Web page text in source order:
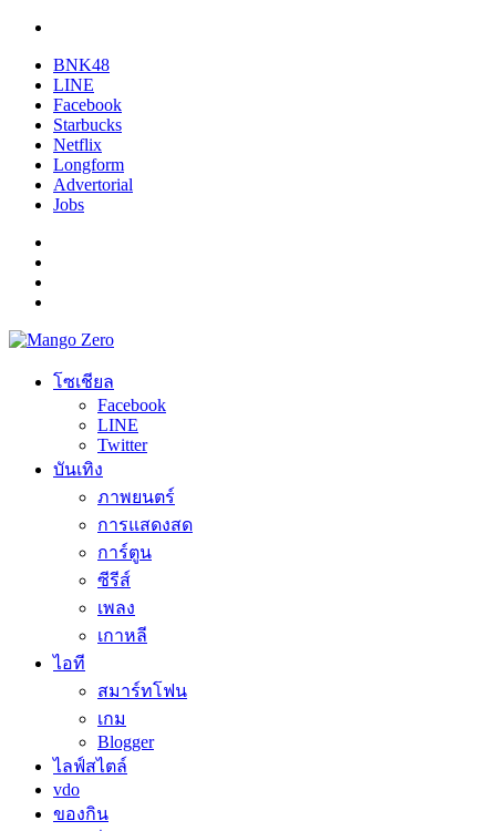
BNK48
LINE
Facebook
Starbucks
Netflix
Longform
Advertorial
Jobs
โซเชียล
Facebook
LINE
Twitter
บันเทิง
ภาพยนตร์
การแสดงสด
การ์ตูน
ซีรีส์
เพลง
เกาหลี
ไอที
สมาร์ทโฟน
เกม
Blogger
ไลฟ์สไตล์
vdo
ของกิน